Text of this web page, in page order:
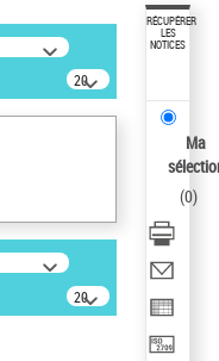
20
résultats/page
20
résultats/page
RÉCUPÉRER
LES
NOTICES
Ma
(0)